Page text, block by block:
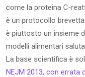
come la proteina C-
è un protocollo
è piuttosto un insieme
modelli alimentari
La base scientifica è
NEJM 2013, con errata